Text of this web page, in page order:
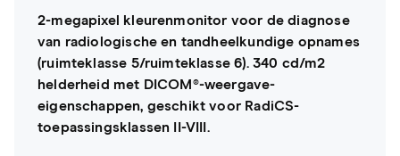
2-megapixel kleurenmonitor voor de diagnose
van radiologische en tandheelkundige opnames
(ruimteklasse 5/ruimteklasse 6). 340 cd/m2
helderheid met DICOM®-weergave-
eigenschappen, geschikt voor RadiCS-
toepassingsklassen II-VIII.